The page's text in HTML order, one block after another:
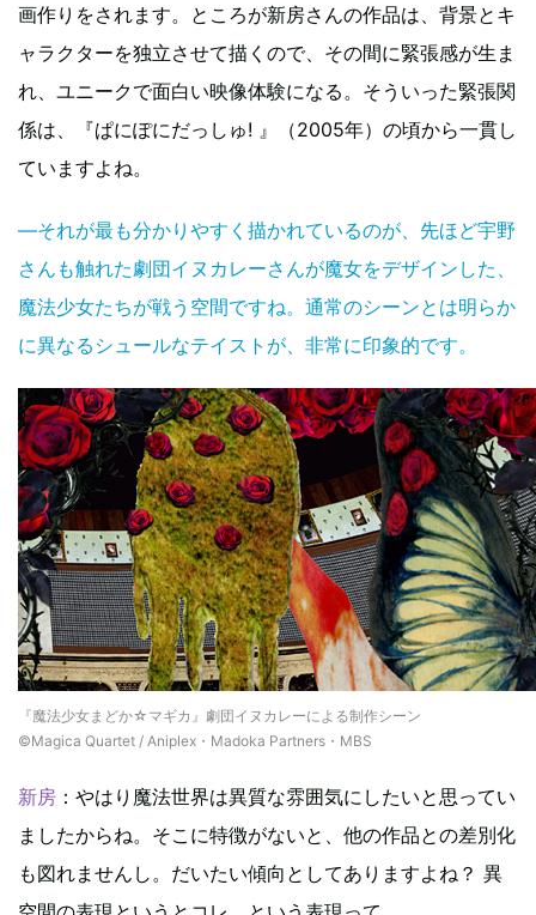
画作りをされます。ところが新房さんの作品は、背景とキ
ャラクターを独立させて描くので、その間に緊張感が生ま
れ、ユニークで面白い映像体験になる。そういった緊張関
係は、『ぱにぽにだっしゅ! 』（2005年）の頃から一貫し
ていますよね。
―それが最も分かりやすく描かれているのが、先ほど宇野
さんも触れた劇団イヌカレーさんが魔女をデザインした、
魔法少女たちが戦う空間ですね。通常のシーンとは明らか
に異なるシュールなテイストが、非常に印象的です。
『魔法少女まどか☆マギカ』劇団イヌカレーによる制作シーン
©Magica Quartet / Aniplex・Madoka Partners・MBS
新房 ：やはり魔法世界は異質な雰囲気にしたいと思ってい
ましたからね。そこに特徴がないと、他の作品との差別化
も図れませんし。だいたい傾向としてありますよね？ 異